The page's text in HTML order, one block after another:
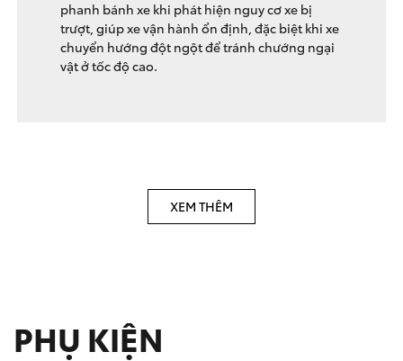
phanh bánh xe khi phát hiện nguy cơ xe bị
trượt, giúp xe vận hành ổn định, đặc biệt khi xe
chuyển hướng đột ngột để tránh chướng ngại
vật ở tốc độ cao.
XEM THÊM
PHỤ KIỆN